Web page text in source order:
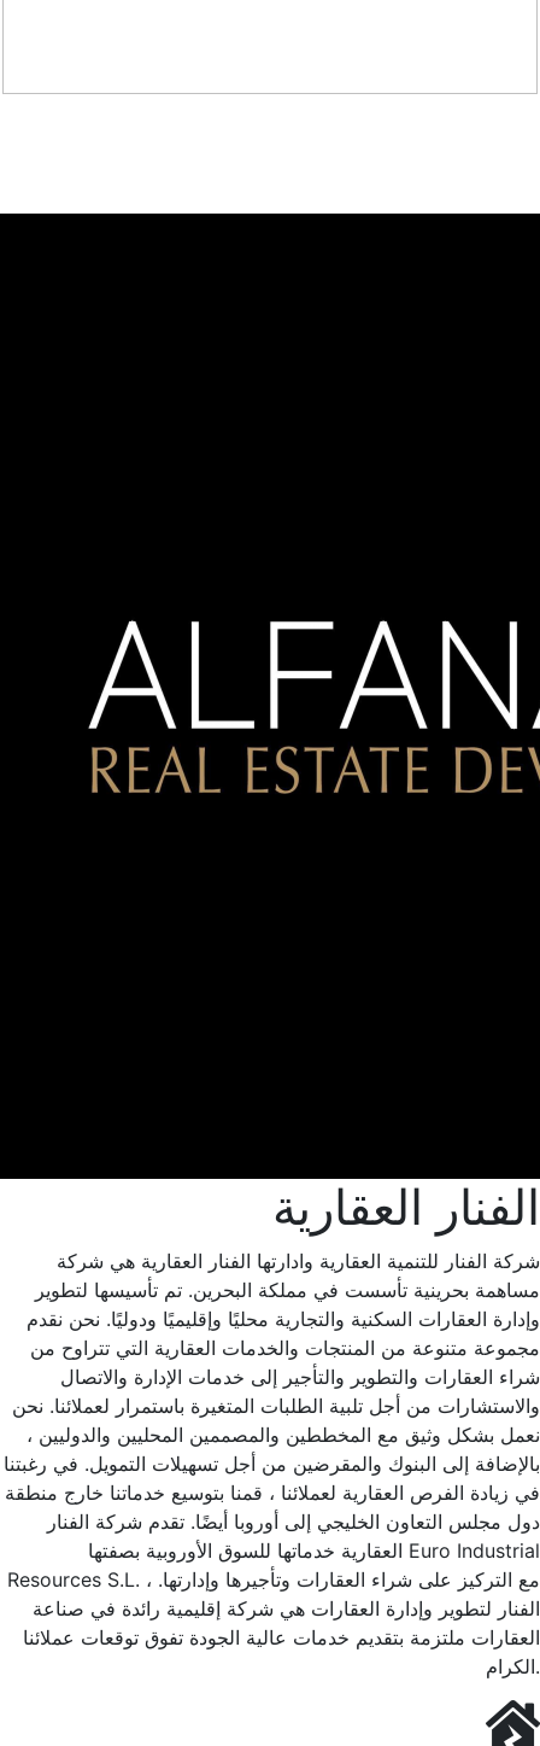
الفنار العقارية
شركة الفنار للتنمية العقارية وادارتها الفنار العقارية هي شركة
مساهمة بحرينية تأسست في مملكة البحرين. تم تأسيسها لتطوير
وإدارة العقارات السكنية والتجارية محليًا وإقليميًا ودوليًا. نحن نقدم
مجموعة متنوعة من المنتجات والخدمات العقارية التي تتراوح من
شراء العقارات والتطوير والتأجير إلى خدمات الإدارة والاتصال
والاستشارات من أجل تلبية الطلبات المتغيرة باستمرار لعملائنا. نحن
نعمل بشكل وثيق مع المخططين والمصممين المحليين والدوليين ،
بالإضافة إلى البنوك والمقرضين من أجل تسهيلات التمويل. في رغبتنا
في زيادة الفرص العقارية لعملائنا ، قمنا بتوسيع خدماتنا خارج منطقة
دول مجلس التعاون الخليجي إلى أوروبا أيضًا. تقدم شركة الفنار
العقارية خدماتها للسوق الأوروبية بصفتها Euro Industrial
Resources S.L. ، مع التركيز على شراء العقارات وتأجيرها وإدارتها.
الفنار لتطوير وإدارة العقارات هي شركة إقليمية رائدة في صناعة
العقارات ملتزمة بتقديم خدمات عالية الجودة تفوق توقعات عملائنا
الكرام.